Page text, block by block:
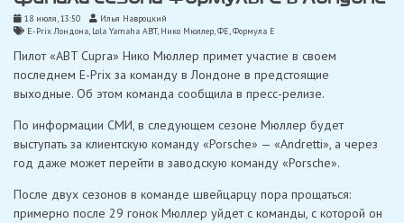
18 июля, 13:50
Илья Навроцкий
E-Prix Лондона, Lola Yamaha ABT, Нико Мюллер,ФЕ,Формула Е
Пилот «ABT Cupra» Нико Мюллер примет участие в своем
последнем E-Priх за команду в Лондоне в предстоящие
выходные. Об этом команда сообщила в пресс-релизе.
По информации СМИ, в следующем сезоне Мюллер будет
выступать за клиентскую команду «Porsche» — «Andretti», а через
год даже может перейти в заводскую команду «Porsche».
После двух сезонов в команде швейцарцу пора прощаться:
примерно после 29 гонок Мюллер уйдет с команды, с которой он